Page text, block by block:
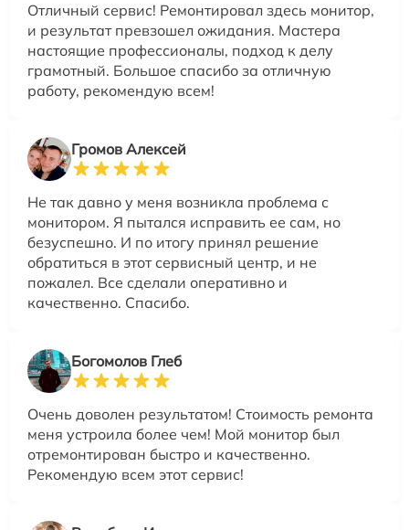
Отличный сервис! Ремонтировал здесь монитор,
и результат превзошел ожидания. Мастера
настоящие профессионалы, подход к делу
грамотный. Большое спасибо за отличную
работу, рекомендую всем!
Громов Алексей
Не так давно у меня возникла проблема с
монитором. Я пытался исправить ее сам, но
безуспешно. И по итогу принял решение
обратиться в этот сервисный центр, и не
пожалел. Все сделали оперативно и
качественно. Спасибо.
Богомолов Глеб
Очень доволен результатом! Стоимость ремонта
меня устроила более чем! Мой монитор был
отремонтирован быстро и качественно.
Рекомендую всем этот сервис!